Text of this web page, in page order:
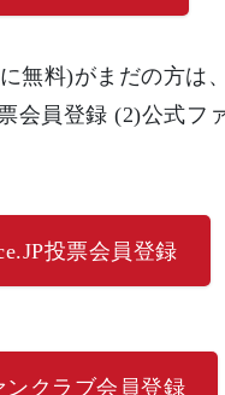
無料)がまだの方は
会員登録 (2)公式フ
投票会員登録
ンクラブ会員登録